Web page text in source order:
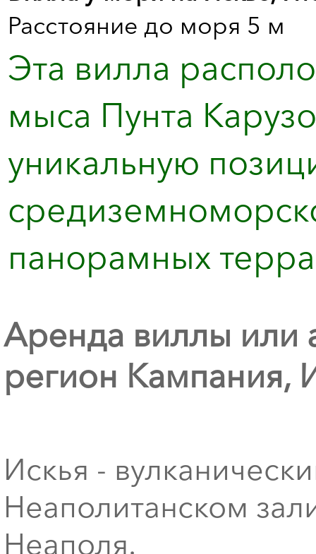
Расстояние до моря 5 м
Эта вилла
мыса Пунта
уникальную
панорамных
Аренда виллы или
регион Кампания,
Искья -
Неаполитанском
Неаполя.